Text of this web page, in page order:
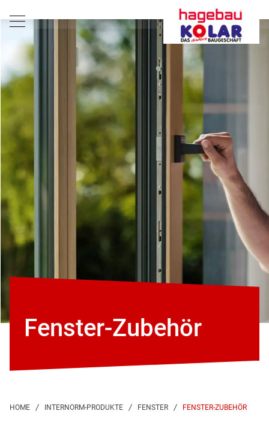
Fenster-Zubehör
FENSTER-ZUBEHÖR